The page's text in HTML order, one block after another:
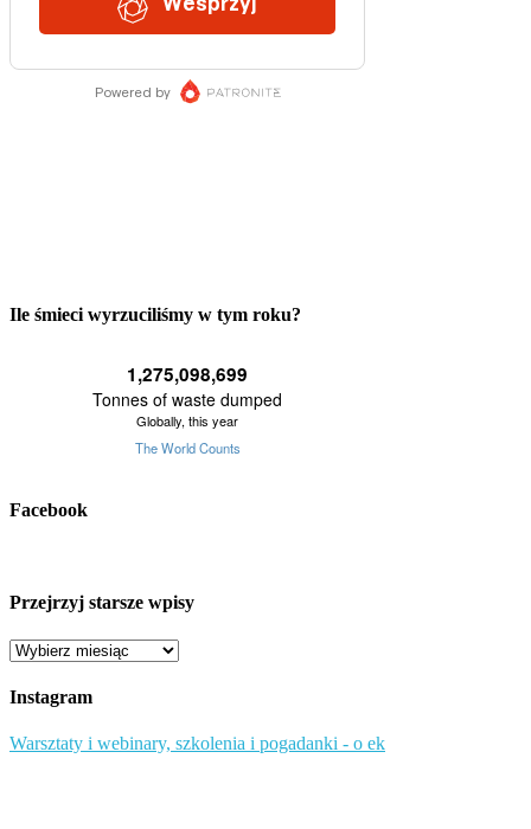
Ile śmieci wyrzuciliśmy w tym roku?
Facebook
Przejrzyj starsze wpisy
Przejrzyj
wpisy
Instagram
Warsztaty i webinary, szkolenia i pogadanki - o ek